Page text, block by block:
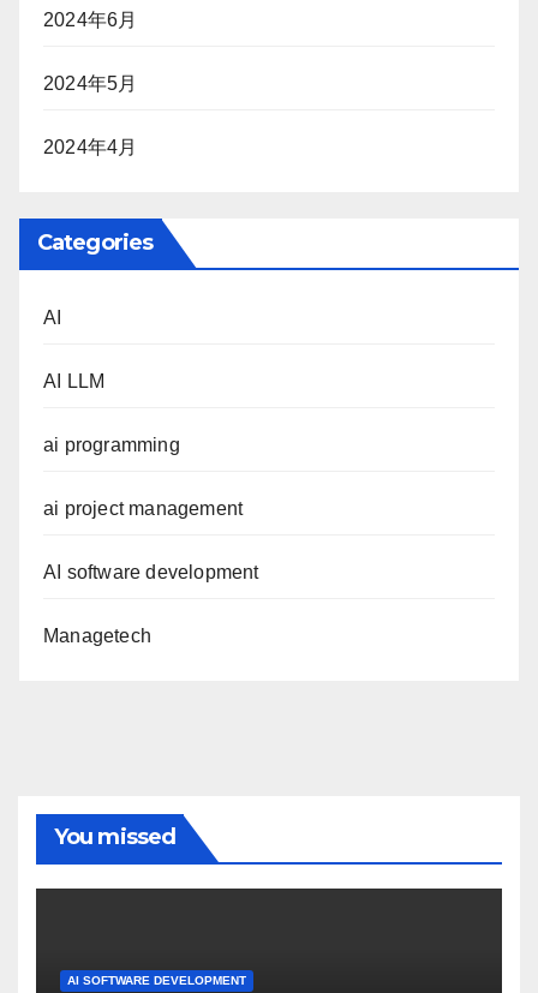
2024年6月
2024年5月
2024年4月
Categories
AI
AI LLM
ai programming
ai project management
AI software development
Managetech
You missed
AI SOFTWARE DEVELOPMENT